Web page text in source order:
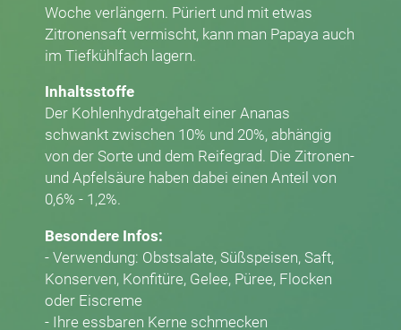
Woche verlängern. Püriert und mit etwas
Zitronensaft vermischt, kann man Papaya auch
im Tiefkühlfach lagern.
Inhaltsstoffe
Der Kohlenhydratgehalt einer Ananas
schwankt zwischen 10% und 20%, abhängig
von der Sorte und dem Reifegrad. Die Zitronen-
und Apfelsäure haben dabei einen Anteil von
0,6% - 1,2%.
Besondere Infos:
- Verwendung: Obstsalate, Süßspeisen, Saft,
Konserven, Konfitüre, Gelee, Püree, Flocken
oder Eiscreme
- Ihre essbaren Kerne schmecken